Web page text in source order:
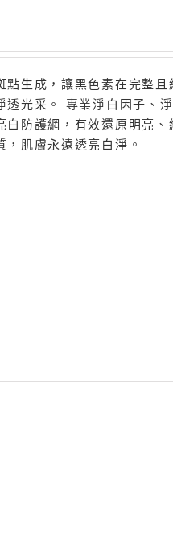
生成，讓黑色素在完整
光采。 專業淨白因子、
防護網，有效還原明亮
肌膚永遠透亮白淨。